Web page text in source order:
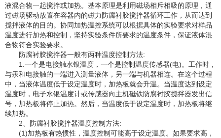
液混合物一起搅拌或加热。基本原理是利用磁场相斥相吸的原理，通
过磁场驱动放置在容器内的磁力防腐衬胶搅拌器循环工作，从而达到
搅拌液体的目的。协同加热温控系统可以根据具体的实验要求对样品
温度进行加热和控制，坚持实验条件所要求的温度条件，保证液体混
合物符合实验要求。
防腐衬胶搅拌器一般有两种温度控制方法:
1.一个是电接触水银温度，一个是控制温度传感器(电)。工作时，
与汞和电接触的一端进入测量液体，另一端与机器相连。在这个过程
中，当液体温度低于设定温度时，加热板就会升温。当温度达到设定
温度时，电子水银温度计或传感器向主机磁铁防腐衬胶搅拌器发出信
号，加热板将停止加热。然后，当温度低于设定温度时，加热板将继
续加热。
2、防腐衬胶搅拌器温度控制方法:
(1)加热板有热惯性，温度控制可能高于设定温度。如果要求高，